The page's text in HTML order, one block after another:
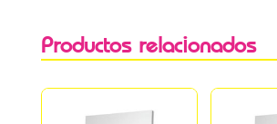
Productos relacionados